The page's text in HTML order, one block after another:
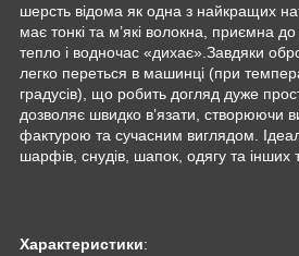
шерсть відома як одна з найкращих
має тонкі та м’які волокна, приємна до
тепло і водночас «дихає».Завдяки
легко переться в машинці (при
градусів), що робить догляд дуже
дозволяє швидко в’язати, створюючи
фактурою та сучасним виглядом.
шарфів, снудів, шапок, одягу та інших
Характеристики: